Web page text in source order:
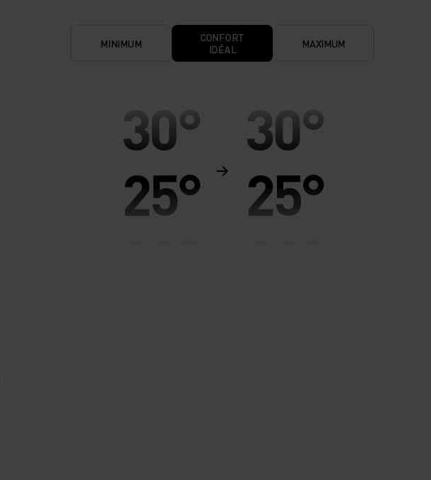
MINIMUM
CONFORT
IDÉAL
MAXIMUM
30°
25°
30°
25°